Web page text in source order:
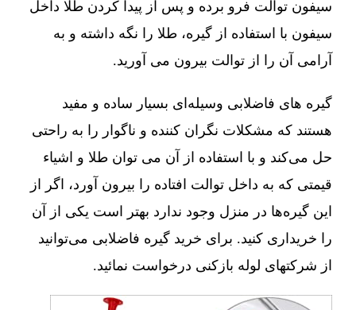
سیفون توالت فرو برده و پس از پیدا کردن طلا داخل
سیفون با استفاده از گیره، طلا را نگه داشته و به
آرامی آن را از توالت بیرون می آورید.
گیره های فاضلابی وسیله‌ای بسیار ساده و مفید
هستند که مشکلات نگران کننده و ناگوار را به راحتی
حل می‌کند و با استفاده از آن می توان طلا و اشیاء
قیمتی که به داخل توالت افتاده را بیرون آورد، اگر از
این گیره‌ها در منزل وجود ندارد بهتر است یکی از آن
را خریداری کنید. برای خرید گیره فاضلابی می‌توانید
از شرکتهای لوله بازکنی درخواست نمائید.